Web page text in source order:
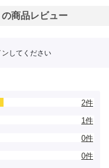
商品レビュー
ン してください
2件
1件
0件
0件